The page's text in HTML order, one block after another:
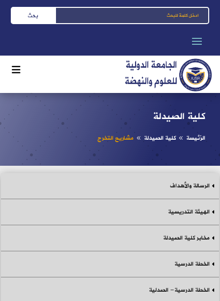
كلية الصيدلة
الرّئيسة 8 كلية الصيدلة 8 مشاريع التخرج
الرسالة والأهداف
الهيئة التدريسية
مخابر كلية الصيدلة
الخطة الدرسية
الخطة الدرسية- الصدلية